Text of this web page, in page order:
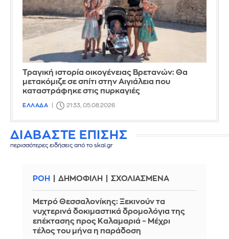
Τραγική ιστορία οικογένειας Βρετανών: Θα
μετακόμιζε σε σπίτι στην Αιγιάλεια που
καταστράφηκε στις πυρκαγιές
ΕΛΛΑΔΑ 21:33, 05.08.2026
ΔΙΑΒΑΣΤΕ ΕΠΙΣΗΣ
περισσότερες ειδήσεις από το skai.gr
ΡΟΗ ΔΗΜΟΦΙΛΗ ΣΧΟΛΙΑΣΜΕΝΑ
Μετρό Θεσσαλονίκης: Ξεκινούν τα
νυχτερινά δοκιμαστικά δρομολόγια της
επέκτασης προς Καλαμαριά – Μέχρι
τέλος του μήνα η παράδοση